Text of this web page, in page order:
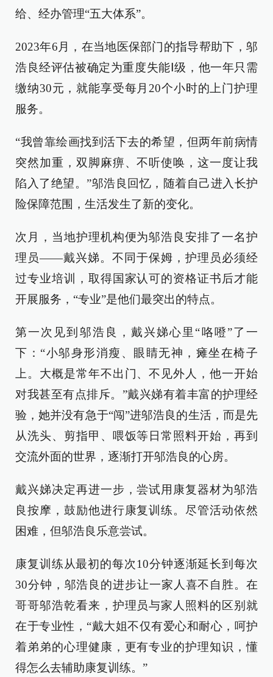
给、经办管理“五大体系”。
2023年6月，在当地医保部门的指导帮助下，邬
浩良经评估被确定为重度失能Ⅰ级，他一年只需
缴纳30元，就能享受每月20个小时的上门护理
服务。
“我曾靠绘画找到活下去的希望，但两年前病情
突然加重，双脚麻痹、不听使唤，这一度让我
陷入了绝望。”邬浩良回忆，随着自己进入长护
险保障范围，生活发生了新的变化。
次月，当地护理机构便为邬浩良安排了一名护
理员——戴兴娣。不同于保姆，护理员必须经
过专业培训，取得国家认可的资格证书后才能
开展服务，“专业”是他们最突出的特点。
第一次见到邬浩良，戴兴娣心里“咯噔”了一
下：“小邬身形消瘦、眼睛无神，瘫坐在椅子
上。大概是常年不出门、不见外人，他一开始
对我甚至有点排斥。”戴兴娣有着丰富的护理经
验，她并没有急于“闯”进邬浩良的生活，而是先
从洗头、剪指甲、喂饭等日常照料开始，再到
交流外面的世界，逐渐打开邬浩良的心房。
戴兴娣决定再进一步，尝试用康复器材为邬浩
良按摩，鼓励他进行康复训练。尽管活动依然
困难，但邬浩良乐意尝试。
康复训练从最初的每次10分钟逐渐延长到每次
30分钟，邬浩良的进步让一家人喜不自胜。在
哥哥邬浩乾看来，护理员与家人照料的区别就
在于专业性，“戴大姐不仅有爱心和耐心，呵护
着弟弟的心理健康，更有专业的护理知识，懂
得怎么去辅助康复训练。”